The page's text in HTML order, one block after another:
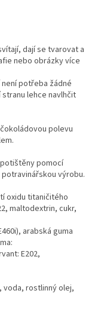
dají se tvarovat a
nebo obrázky více
potřeba žádné
lehce navlhčit
polevu
pomocí
výrobu.
oxidu titaničitého
maltodextrin, cukr,
arabská guma
E202,
voda, rostlinný olej,